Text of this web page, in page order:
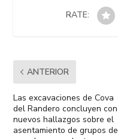
RATE:
ANTERIOR
Las excavaciones de Cova
del Randero concluyen con
nuevos hallazgos sobre el
asentamiento de grupos de